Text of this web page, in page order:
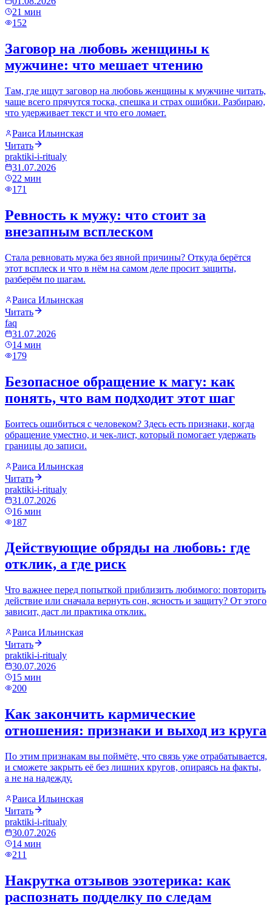
21 мин
152
Заговор на любовь женщины к
мужчине: что мешает чтению
Там, где ищут заговор на любовь женщины к мужчине читать,
чаще всего прячутся тоска, спешка и страх ошибки. Разбираю,
что удерживает текст и что его ломает.
Раиса Ильинская
Читать
praktiki-i-ritualy
31.07.2026
22 мин
171
Ревность к мужу: что стоит за
внезапным всплеском
Стала ревновать мужа без явной причины? Откуда берётся
этот всплеск и что в нём на самом деле просит защиты,
разберём по шагам.
Раиса Ильинская
Читать
faq
31.07.2026
14 мин
179
Безопасное обращение к магу: как
понять, что вам подходит этот шаг
Боитесь ошибиться с человеком? Здесь есть признаки, когда
обращение уместно, и чек-лист, который помогает удержать
границы до записи.
Раиса Ильинская
Читать
praktiki-i-ritualy
31.07.2026
16 мин
187
Действующие обряды на любовь: где
отклик, а где риск
Что важнее перед попыткой приблизить любимого: повторить
действие или сначала вернуть сон, ясность и защиту? От этого
зависит, даст ли практика отклик.
Раиса Ильинская
Читать
praktiki-i-ritualy
30.07.2026
15 мин
200
Как закончить кармические
отношения: признаки и выход из круга
По этим признакам вы поймёте, что связь уже отрабатывается,
и сможете закрыть её без лишних кругов, опираясь на факты,
а не на надежду.
Раиса Ильинская
Читать
praktiki-i-ritualy
30.07.2026
14 мин
211
Накрутка отзывов эзотерика: как
распознать подделку по следам